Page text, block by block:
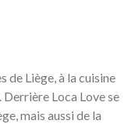
de Liège, à la cuisine
Loca Love se
mais aussi de la